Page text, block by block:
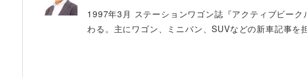
1997年3月 ステーションワゴン誌『アクティブビー
わる。主にワゴン、ミニバン、SUVなどの新車記事